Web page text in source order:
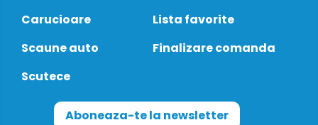
Carucioare
Scaune auto
Scutece
Lista favorite
Finalizare comanda
Aboneaza-te la newsletter